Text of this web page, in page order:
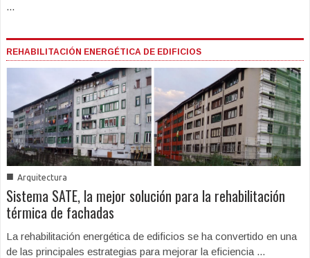
...
REHABILITACIÓN ENERGÉTICA DE EDIFICIOS
■ Arquitectura
Sistema SATE, la mejor solución para la rehabilitación
térmica de fachadas
La rehabilitación energética de edificios se ha convertido en una
de las principales estrategias para mejorar la eficiencia ...